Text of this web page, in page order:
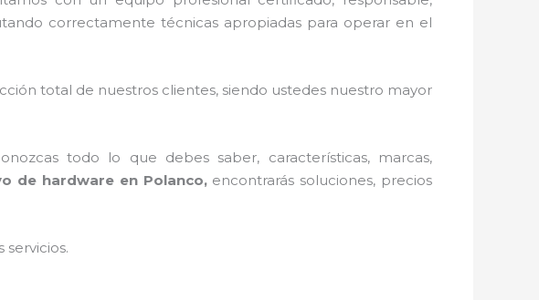
correctamente técnicas apropiadas para operar en el
total de nuestros clientes, siendo ustedes nuestro mayor
todo lo que debes saber, características, marcas,
de hardware en Polanco, encontrarás soluciones, precios